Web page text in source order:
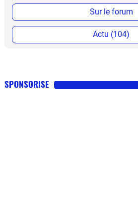
Sur le forum
Actu (104)
SPONSORISE